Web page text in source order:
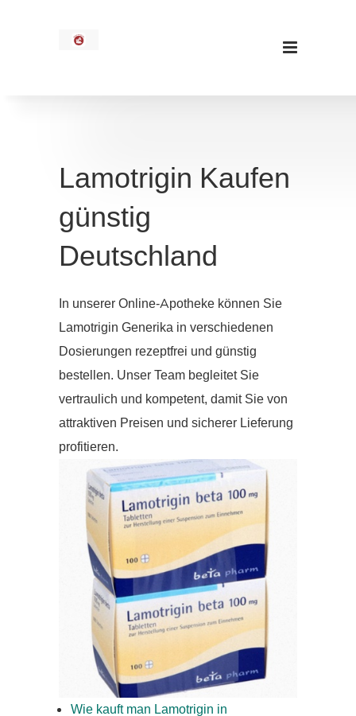
Lamotrigin Kaufen
günstig
Deutschland
In unserer Online-Apotheke können Sie
Lamotrigin Generika in verschiedenen
Dosierungen rezeptfrei und günstig
bestellen. Unser Team begleitet Sie
vertraulich und kompetent, damit Sie von
attraktiven Preisen und sicherer Lieferung
profitieren.
Wie kauft man Lamotrigin in